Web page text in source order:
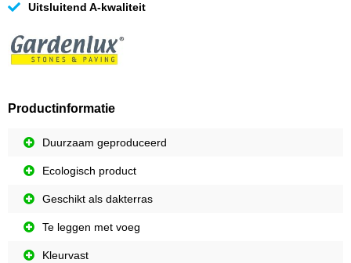
Uitsluitend A-kwaliteit
Productinformatie
Duurzaam geproduceerd
Ecologisch product
Geschikt als dakterras
Te leggen met voeg
Kleurvast